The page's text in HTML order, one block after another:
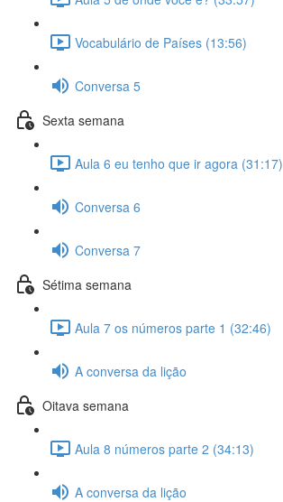
Vocabulário de Países (13:56)
Conversa 5
Sexta semana
Aula 6 eu tenho que ir agora (31:17)
Conversa 6
Conversa 7
Sétima semana
Aula 7 os números parte 1 (32:46)
A conversa da lição
Oitava semana
Aula 8 números parte 2 (34:13)
A conversa da lição